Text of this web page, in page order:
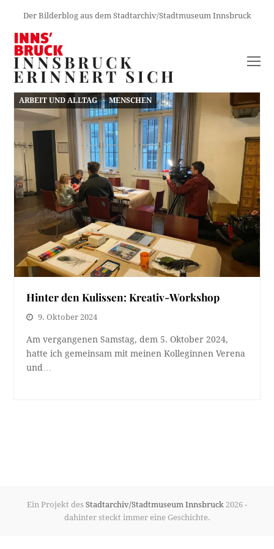
Der Bilderblog aus dem Stadtarchiv/Stadtmuseum Innsbruck
INNSBRUCK
ERINNERT SICH
ARBEIT UND ALLTAG MENSCHEN
Hinter den Kulissen: Kreativ-Workshop
9. Oktober 2024
Am vergangenen Samstag, dem 5. Oktober 2024,
hatte ich gemeinsam mit meinen Kolleginnen Verena
und…
Ein Projekt des Stadtarchiv/Stadtmuseum Innsbruck 2026 -
dahinter steckt immer eine Geschichte.